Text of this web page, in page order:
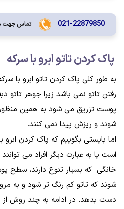
021-22879850 تماس جهت
پاک کردن تاتو ابرو با سرکه
به طور کلی پاک کردن تاتو ابرو با
رفتن تاتو نمی باشد زیرا جوهر تاتو
پوست تزریق می شود به همین
شوند و ریزش پیدا نمی کنند.
اما بایستی بگوییم که پاک کردن
است یا به عبارت دیگر افراد می
خانگی که بسیار تنوع دارند، سطح
شوند که تاتو کم رنگ تر شود و به
دست بدهد. در ادامه به چند روش از